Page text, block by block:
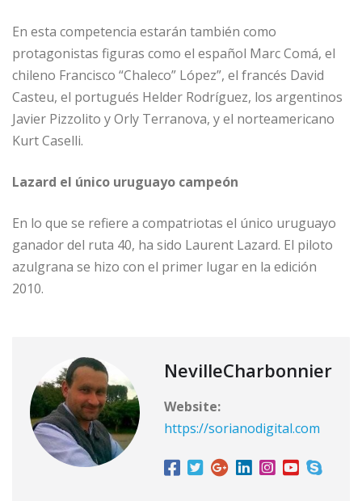
En esta competencia estarán también como
protagonistas figuras como el español Marc Comá, el
chileno Francisco “Chaleco” López”, el francés David
Casteu, el portugués Helder Rodríguez, los argentinos
Javier Pizzolito y Orly Terranova, y el norteamericano
Kurt Caselli.
Lazard el único uruguayo campeón
En lo que se refiere a compatriotas el único uruguayo
ganador del ruta 40, ha sido Laurent Lazard. El piloto
azulgrana se hizo con el primer lugar en la edición
2010.
NevilleCharbonnier
Website:
https://sorianodigital.com